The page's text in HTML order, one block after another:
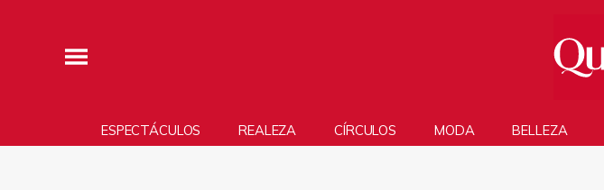
ESPECTÁCULOS REALEZA CÍRCULOS MODA BELLEZA